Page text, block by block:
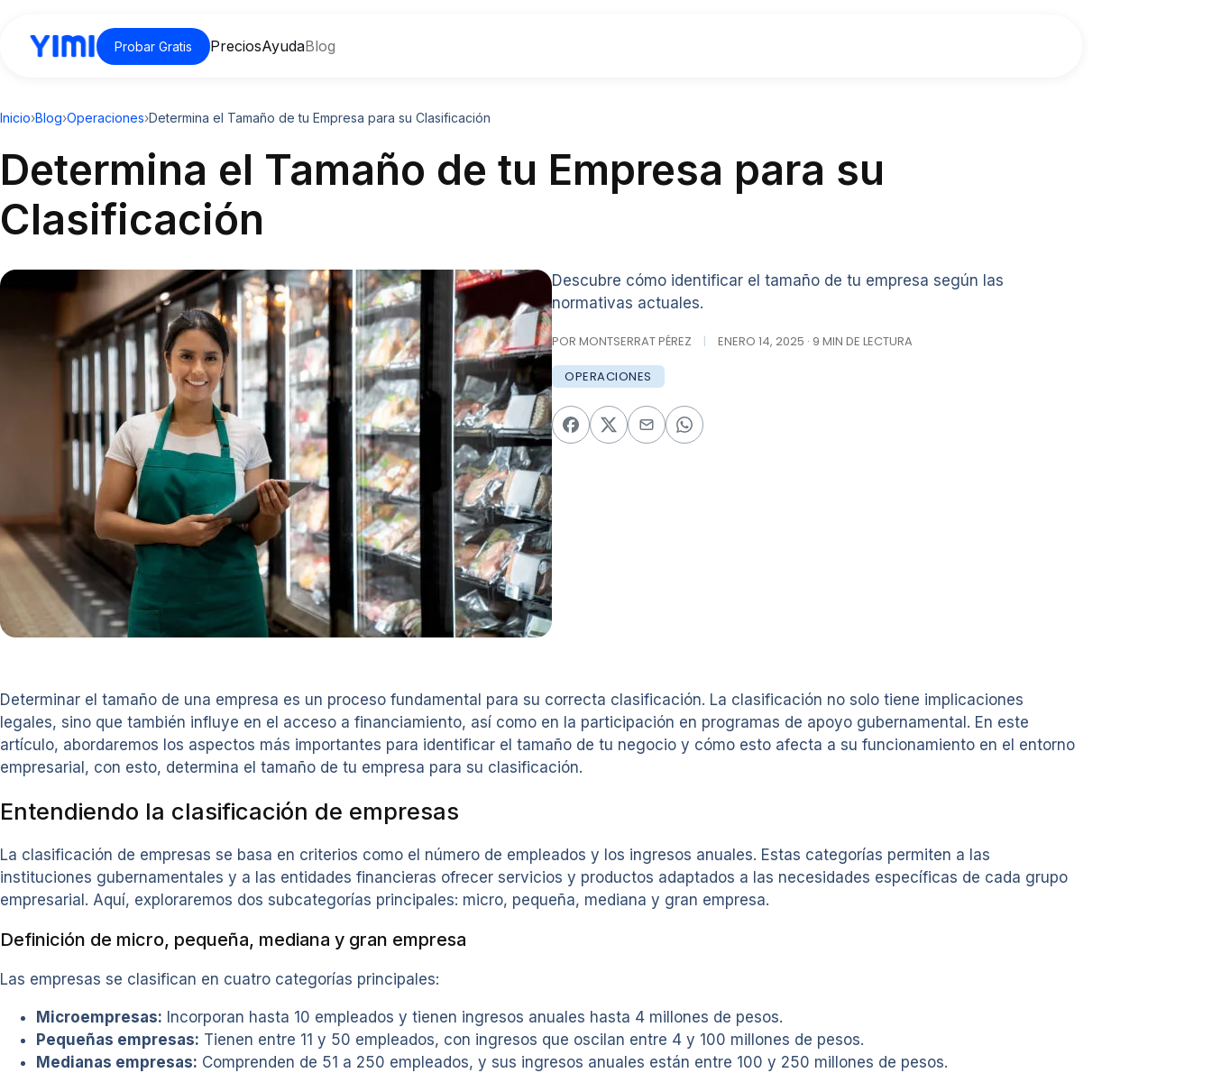
Probar Gratis PreciosAyudaBlog
Inicio›Blog›Operaciones›Determina el Tamaño de tu Empresa para su Clasificación
Determina el Tamaño de tu Empresa para su
Clasificación
Descubre cómo identificar el tamaño de tu empresa según las
normativas actuales.
POR MONTSERRAT PÉREZ | ENERO 14, 2025 · 9 MIN DE LECTURA
OPERACIONES
Determinar el tamaño de una empresa es un proceso fundamental para su correcta clasificación. La clasificación no solo tiene implicaciones
legales, sino que también influye en el acceso a financiamiento, así como en la participación en programas de apoyo gubernamental. En este
artículo, abordaremos los aspectos más importantes para identificar el tamaño de tu negocio y cómo esto afecta a su funcionamiento en el entorno
empresarial, con esto, determina el tamaño de tu empresa para su clasificación.
Entendiendo la clasificación de empresas
La clasificación de empresas se basa en criterios como el número de empleados y los ingresos anuales. Estas categorías permiten a las
instituciones gubernamentales y a las entidades financieras ofrecer servicios y productos adaptados a las necesidades específicas de cada grupo
empresarial. Aquí, exploraremos dos subcategorías principales: micro, pequeña, mediana y gran empresa.
Definición de micro, pequeña, mediana y gran empresa
Las empresas se clasifican en cuatro categorías principales:
Microempresas: Incorporan hasta 10 empleados y tienen ingresos anuales hasta 4 millones de pesos.
Pequeñas empresas: Tienen entre 11 y 50 empleados, con ingresos que oscilan entre 4 y 100 millones de pesos.
Medianas empresas: Comprenden de 51 a 250 empleados, y sus ingresos anuales están entre 100 y 250 millones de pesos.